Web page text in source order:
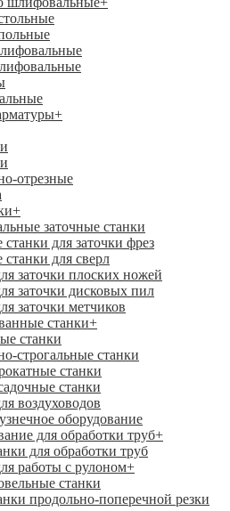
+
отрезные
+
заточные станки
станки для заточки фрез
станки для сверл
заточки плоских ножей
заточки дисковых пил
заточки метчиков
станки+
станки
строгальные станки
станки
станки
воздуховодов
оборудование
для обработки труб+
для обработки труб
работы с рулоном+
станки
продольно-поперечной резки